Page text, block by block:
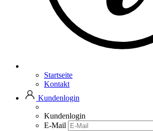
Startseite
Kontakt
Kundenlogin
Kundenlogin
E-Mail